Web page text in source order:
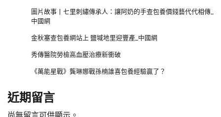
圖片故事丨七里刺繡傳承人：讓阿奶的手查包養價錢藝代代相傳_
中國網
金秋塞查包養網站上 鹽堿地里迎豐產_中國網
秀傳醫院勞檢高血壓治療新衝破
《萬能星戰》龔琳娜戰孫楠誰喜包養經驗贏了？
近期留言